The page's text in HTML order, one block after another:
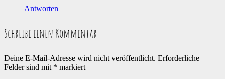
Antworten
Schreibe einen Kommentar
Deine E-Mail-Adresse wird nicht veröffentlicht. Erforderliche
Felder sind mit * markiert